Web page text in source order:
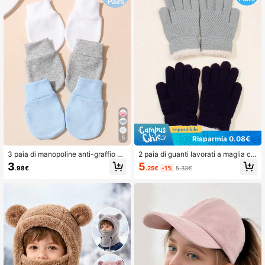
5
3 paia di manopoline anti-graffio pe
r neonati
3.98€
Risparmia 0.08€
2 paia di guanti lavorati a maglia cal
di per bambini, guanti jacquard per
ciclismo all'aperto
5.25€ -1% 5.33€